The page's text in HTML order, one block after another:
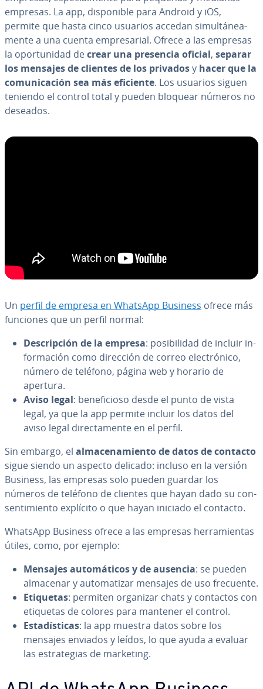
empresas. La app, di­s­po­ni­ble para Android y iOS,
permite que hasta cinco usuarios accedan si­mu­l­tá­nea­
me­n­te a una cuenta em­pre­sa­rial. Ofrece a las empresas
la opo­r­tu­ni­dad decrear una presencia oficial, separar
los mensajes de clientes de los privadosy hacer que la
co­mu­ni­ca­ción sea más eficiente. Los usuarios siguen
teniendo el control total y pueden bloquear números no
deseados.
Un perfil de empresa en WhatsApp Business ofrece más
funciones que un perfil normal:
De­s­cri­p­ción de la empresa: po­si­bi­li­dad de incluir in­
fo­r­ma­ción como dirección de correo ele­c­tró­ni­co,
número de teléfono, página web y horario de
apertura.
Aviso legal: be­ne­fi­cio­so desde el punto de vista
legal, ya que la app permite incluir los datos del
aviso legal di­re­c­ta­me­n­te en el perfil.
Sin embargo, el al­ma­ce­na­mie­n­to de datos de contacto
sigue siendo un aspecto delicado: incluso en la versión
Business, las empresas solo pueden guardar los
números de teléfono de clientes que hayan dado su co­n­
se­n­ti­mie­n­to explícito o que hayan iniciado el contacto.
WhatsApp Business ofrece a las empresas he­rra­mie­n­tas
útiles, como, por ejemplo:
Mensajes au­to­má­ti­cos y de ausencia: se pueden
almacenar y au­to­ma­ti­zar mensajes de uso frecuente.
Etiquetas: permiten organizar chats y contactos con
etiquetas de colores para mantener el control.
Es­ta­dí­s­ti­cas: la app muestra datos sobre los
mensajes enviados y leídos, lo que ayuda a evaluar
las es­tra­te­gias de marketing.